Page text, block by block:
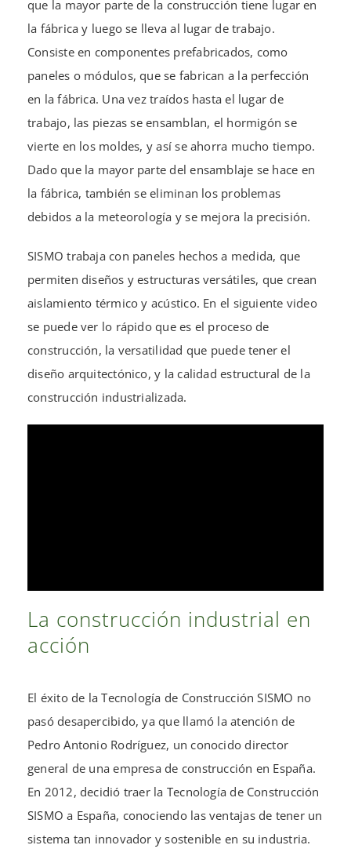
que la mayor parte de la construcción tiene lugar en
la fábrica y luego se lleva al lugar de trabajo.
Consiste en componentes prefabricados, como
paneles o módulos, que se fabrican a la perfección
en la fábrica. Una vez traídos hasta el lugar de
trabajo, las piezas se ensamblan, el hormigón se
vierte en los moldes, y así se ahorra mucho tiempo.
Dado que la mayor parte del ensamblaje se hace en
la fábrica, también se eliminan los problemas
debidos a la meteorología y se mejora la precisión.
SISMO trabaja con paneles hechos a medida, que
permiten diseños y estructuras versátiles, que crean
aislamiento térmico y acústico. En el siguiente video
se puede ver lo rápido que es el proceso de
construcción, la versatilidad que puede tener el
diseño arquitectónico, y la calidad estructural de la
construcción industrializada.
La construcción industrial en
acción
El éxito de la Tecnología de Construcción SISMO no
pasó desapercibido, ya que llamó la atención de
Pedro Antonio Rodríguez, un conocido director
general de una empresa de construcción en España.
En 2012, decidió traer la Tecnología de Construcción
SISMO a España, conociendo las ventajas de tener un
sistema tan innovador y sostenible en su industria.